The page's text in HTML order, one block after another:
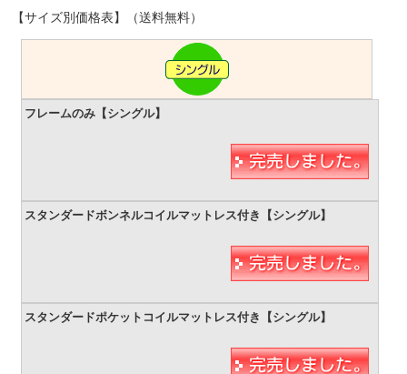
【サイズ別価格表】（送料無料）